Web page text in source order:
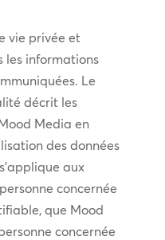
vie privée et
les informations
Le
décrit les
Media en
des données
aux
concernée
que Mood
concernée